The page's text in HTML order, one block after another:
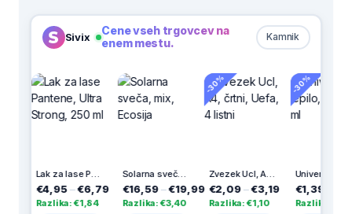
Sivix Kamnik
Cene vseh trgovcev na
enem mestu.
Lak za lase Pantene, Ultra Strong, 250 ml
€4,95– €6,79
Razlika: €1,84
Solarna sveča, mix, Ecosija
€16,59– €19,99
Razlika: €3,40
Zvezek Ucl, A4, črtni, Uefa, 4 listni
€2,09–€3,19
Razlika: €1,10
-30%
€1,39– €3,10
Razlika: €1,71